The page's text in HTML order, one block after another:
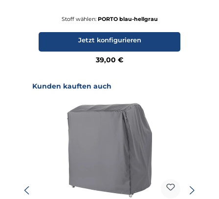
Stoff wählen: PORTO blau-hellgrau
Regulärer Preis:
39,00 €
Jetzt konfigurieren
Produktgalerie überspringen
Kunden kauften auch